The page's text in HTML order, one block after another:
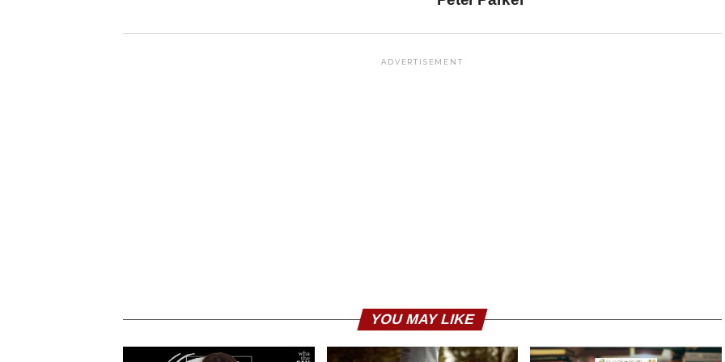
ADVERTISEMENT
YOU MAY LIKE